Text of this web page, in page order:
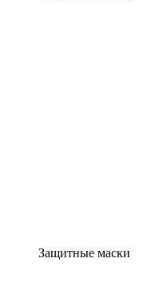
Защитные маски